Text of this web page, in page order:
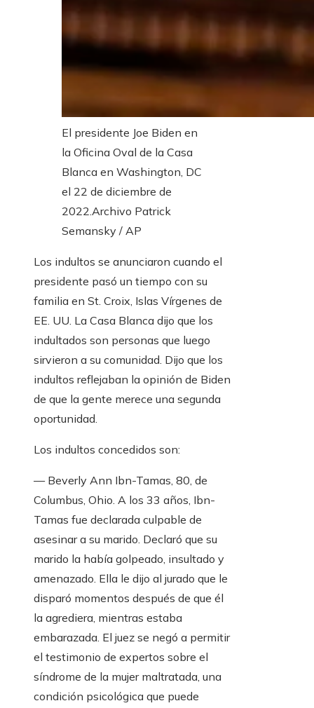
El presidente Joe Biden en
la Oficina Oval de la Casa
Blanca en Washington, DC
el 22 de diciembre de
2022.Archivo Patrick
Semansky / AP
Los indultos se anunciaron cuando el
presidente pasó un tiempo con su
familia en St. Croix, Islas Vírgenes de
EE. UU. La Casa Blanca dijo que los
indultados son personas que luego
sirvieron a su comunidad. Dijo que los
indultos reflejaban la opinión de Biden
de que la gente merece una segunda
oportunidad.
Los indultos concedidos son:
— Beverly Ann Ibn-Tamas, 80, de
Columbus, Ohio. A los 33 años, Ibn-
Tamas fue declarada culpable de
asesinar a su marido. Declaró que su
marido la había golpeado, insultado y
amenazado. Ella le dijo al jurado que le
disparó momentos después de que él
la agrediera, mientras estaba
embarazada. El juez se negó a permitir
el testimonio de expertos sobre el
síndrome de la mujer maltratada, una
condición psicológica que puede